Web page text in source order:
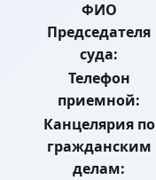
ФИО
Председателя
суда:
Телефон
приемной:
Канцелярия по
гражданским
делам: